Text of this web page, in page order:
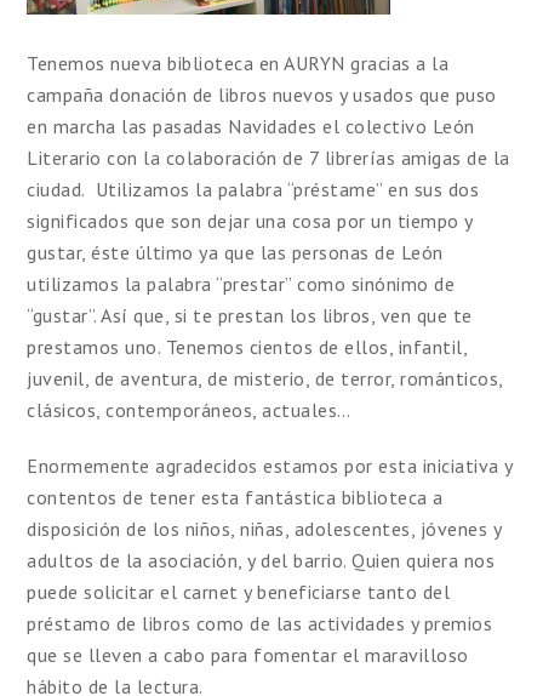
Tenemos nueva biblioteca en AURYN gracias a la
campaña donación de libros nuevos y usados que puso
en marcha las pasadas Navidades el colectivo León
Literario con la colaboración de 7 librerías amigas de la
ciudad. Utilizamos la palabra “préstame” en sus dos
significados que son dejar una cosa por un tiempo y
gustar, éste último ya que las personas de León
utilizamos la palabra “prestar” como sinónimo de
“gustar”. Así que, si te prestan los libros, ven que te
prestamos uno. Tenemos cientos de ellos, infantil,
juvenil, de aventura, de misterio, de terror, románticos,
clásicos, contemporáneos, actuales…
Enormemente agradecidos estamos por esta iniciativa y
contentos de tener esta fantástica biblioteca a
disposición de los niños, niñas, adolescentes, jóvenes y
adultos de la asociación, y del barrio. Quien quiera nos
puede solicitar el carnet y beneficiarse tanto del
préstamo de libros como de las actividades y premios
que se lleven a cabo para fomentar el maravilloso
hábito de la lectura.